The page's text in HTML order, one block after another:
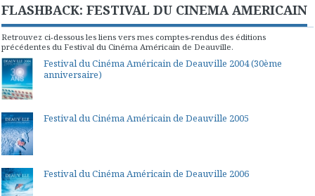
FLASHBACK: FESTIVAL DU CINEMA AMERICAIN
Retrouvez ci-dessous les liens vers mes comptes-rendus des éditions
précédentes du Festival du Cinéma Américain de Deauville.
Festival du Cinéma Américain de Deauville 2004 (30ème
anniversaire)
Festival du Cinéma Américain de Deauville 2005
Festival du Cinéma Américain de Deauville 2006